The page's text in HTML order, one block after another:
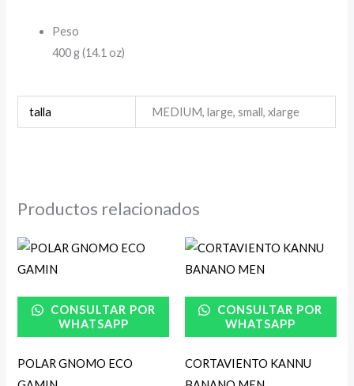
Peso
400 g (14.1 oz)
talla MEDIUM, large, small, xlarge
Productos relacionados
CONSULTAR POR
WHATSAPP
POLAR GNOMO ECO
CONSULTAR POR
WHATSAPP
CORTAVIENTO KANNU